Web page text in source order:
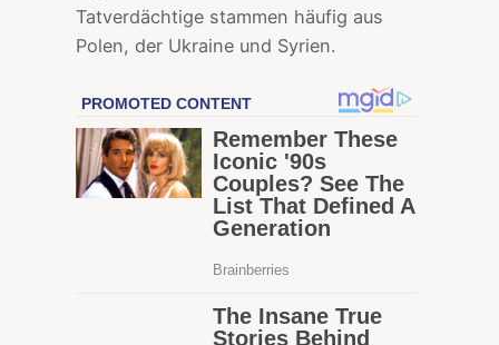
Tatverdächtige stammen häufig aus
Polen, der Ukraine und Syrien.